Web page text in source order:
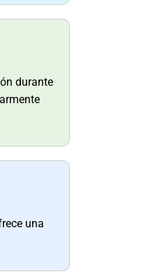
durante
una